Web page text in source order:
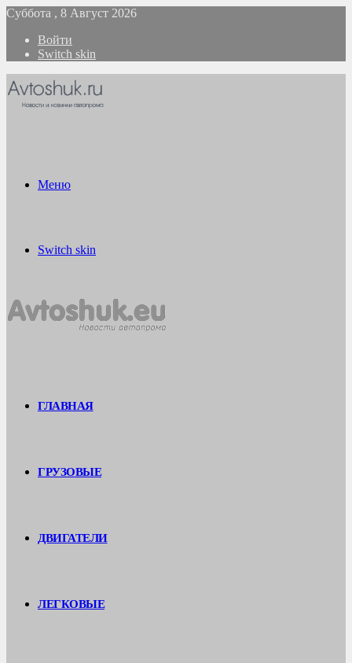
Суббота , 8 Август 2026
Войти
Switch skin
Меню
Switch skin
ГЛАВНАЯ
ГРУЗОВЫЕ
ДВИГАТЕЛИ
ЛЕГКОВЫЕ